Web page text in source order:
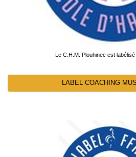
Le C.H.M. Plouhinec est
LABEL COACHING